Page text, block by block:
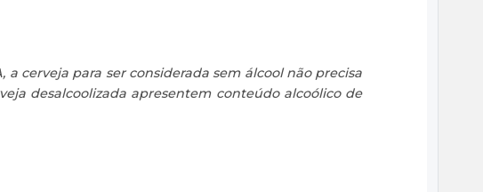
cerveja para ser considerada sem álcool não precisa
desalcoolizada apresentem conteúdo alcoólico de